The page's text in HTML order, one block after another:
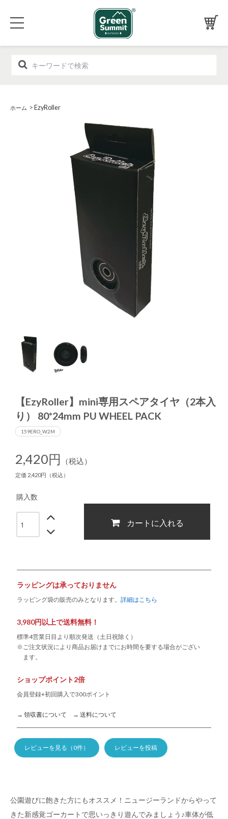
ホーム > EzyRoller
【EzyRoller】mini専用スペアタイヤ（2本入
り） 80*24mm PU WHEEL PACK
159ERO_W2M
2,420円 （税込）
定価 2,420円（税込）
購入数
カートに入れる
ラッピングは承っておりません
ラッピング袋の販売のみとなります。詳細はこちら
3,980円以上で送料無料！
標準4営業日目より順次発送（土日祝除く）
※ご注文状況により商品お届けまでにお時間を要する場合がござい
ます。
ショップポイント2倍
会員登録+初回購入で300ポイント
→ 領収書について → 送料について
レビューを見る（0件） レビューを投稿
公園遊びに飽きた方にもオススメ！ニュージーランドからやって
きた新感覚ゴーカートで思いっきり遊んでみましょう♪車体が低